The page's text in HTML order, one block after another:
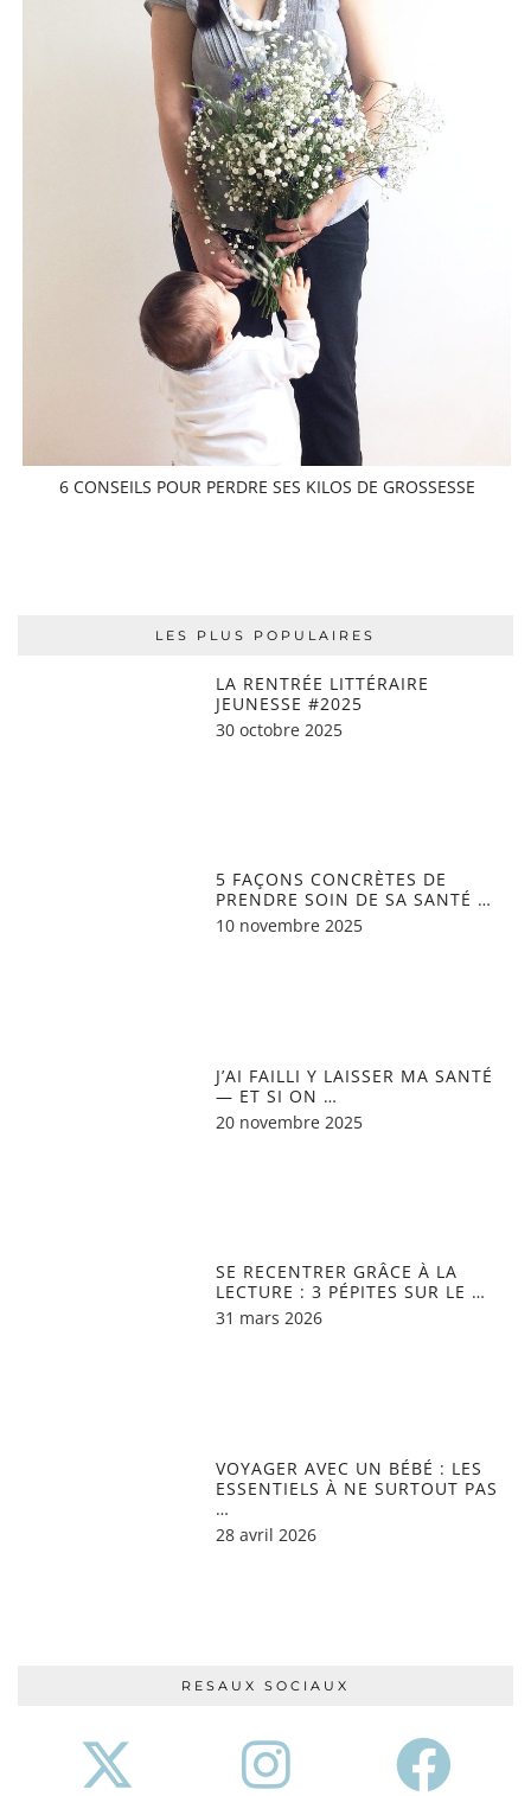
6 CONSEILS POUR PERDRE SES KILOS DE GROSSESSE
LES PLUS POPULAIRES
LA RENTRÉE LITTÉRAIRE
JEUNESSE #2025
30 octobre 2025
5 FAÇONS CONCRÈTES DE
PRENDRE SOIN DE SA SANTÉ …
10 novembre 2025
J’AI FAILLI Y LAISSER MA SANTÉ
— ET SI ON …
20 novembre 2025
SE RECENTRER GRÂCE À LA
LECTURE : 3 PÉPITES SUR LE …
31 mars 2026
VOYAGER AVEC UN BÉBÉ : LES
ESSENTIELS À NE SURTOUT PAS
…
28 avril 2026
RESAUX SOCIAUX